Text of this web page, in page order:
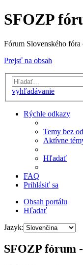
SFOZP
Fórum Slovenského
Prejsť na obsah
vyhľadávanie
Rýchle odkazy
Temy bez
Aktívne
Hľadať
FAQ
Prihlásiť sa
Obsah portálu
Hľadať
Jazyk:
SFOZP fórum